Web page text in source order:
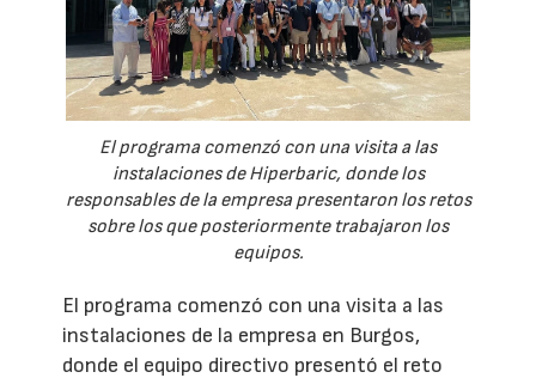
El programa comenzó con una visita a las
instalaciones de Hiperbaric, donde los
responsables de la empresa presentaron los retos
sobre los que posteriormente trabajaron los
equipos.
El programa comenzó con una visita a las
instalaciones de la empresa en Burgos,
donde el equipo directivo presentó el reto